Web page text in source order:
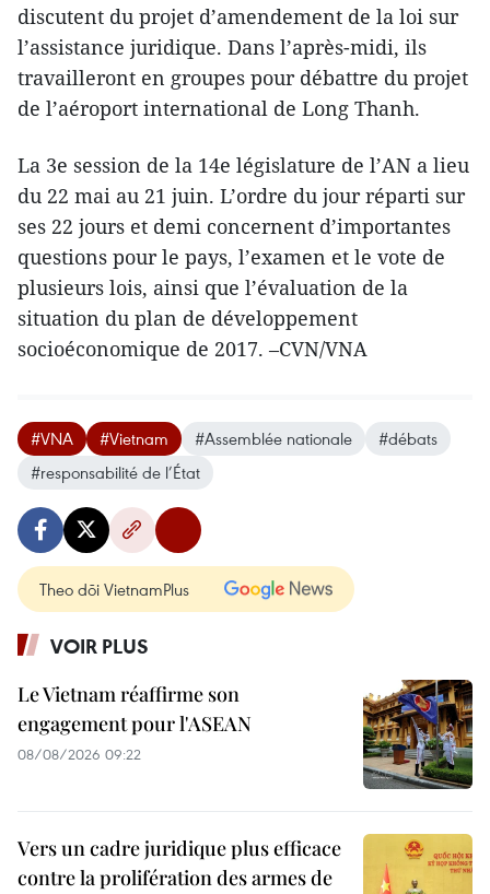
discutent du projet d’amendement de la loi sur
l’assistance juridique. Dans l’après-midi, ils
travailleront en groupes pour débattre du projet
de l’aéroport international de Long Thanh.
La 3e session de la 14e législature de l’AN a lieu
du 22 mai au 21 juin. L’ordre du jour réparti sur
ses 22 jours et demi concernent d’importantes
questions pour le pays, l’examen et le vote de
plusieurs lois, ainsi que l’évaluation de la
situation du plan de développement
socioéconomique de 2017. –CVN/VNA
#VNA #Vietnam #Assemblée nationale
#débats
#responsabilité de l’État
Theo dõi VietnamPlus
VOIR PLUS
Le Vietnam réaffirme son
engagement pour l'ASEAN
08/08/2026 09:22
Vers un cadre juridique plus efficace
contre la prolifération des armes de